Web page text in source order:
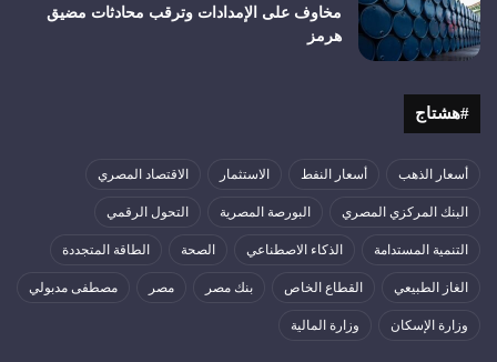
مخاوف على الإمدادات وترقب محادثات مضيق
هرمز
#هشتاج
أسعار الذهب أسعار النفط الاستثمار الاقتصاد المصري
البنك المركزي المصري البورصة المصرية التحول الرقمي
التنمية المستدامة الذكاء الاصطناعي الصحة الطاقة المتجددة
الغاز الطبيعي القطاع الخاص بنك مصر مصر مصطفى مدبولي
وزارة الإسكان وزارة المالية